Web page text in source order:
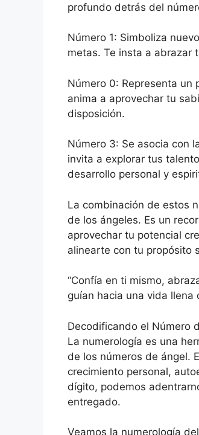
profundo detrás del
Número 1: Simboliza
metas. Te insta a abrazar
Número 0: Representa
anima a aprovechar tu
disposición.
Número 3: Se asocia con
invita a explorar tus
desarrollo personal y
La combinación de estos
de los ángeles. Es un
aprovechar tu potencial
alinearte con tu propósito
“Confía en ti mismo,
guían hacia una vida llena
Decodificando el Número
La numerología es una
de los números de ángel.
crecimiento personal,
dígito, podemos
entregado.
Veamos la numerología